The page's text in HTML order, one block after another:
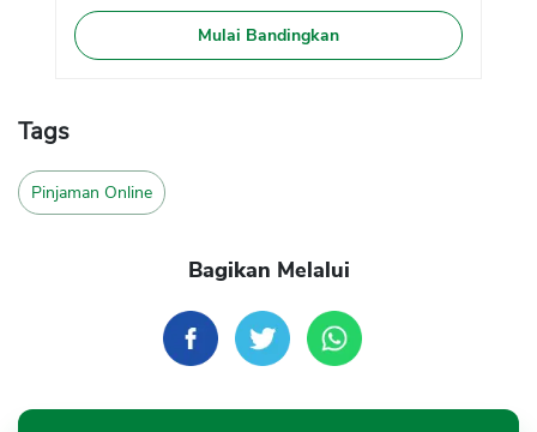
Mulai Bandingkan
Tags
Pinjaman Online
Bagikan Melalui